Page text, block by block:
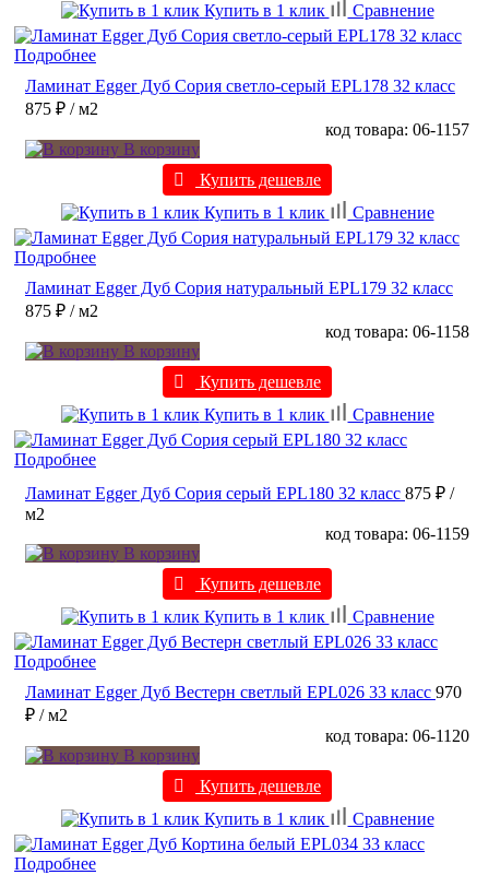
Купить в 1 клик
Сравнение
Подробнее
Ламинат Egger Дуб Сория светло-серый EPL178 32 класс
875 ₽ / м2
код товара: 06-1157
В корзину
Купить дешевле
Купить в 1 клик
Сравнение
Подробнее
Ламинат Egger Дуб Сория натуральный EPL179 32 класс
875 ₽ / м2
код товара: 06-1158
В корзину
Купить дешевле
Купить в 1 клик
Сравнение
Подробнее
Ламинат Egger Дуб Сория серый EPL180 32 класс 875 ₽ /
м2
код товара: 06-1159
В корзину
Купить дешевле
Купить в 1 клик
Сравнение
Подробнее
Ламинат Egger Дуб Вестерн светлый EPL026 33 класс 970
₽ / м2
код товара: 06-1120
В корзину
Купить дешевле
Купить в 1 клик
Сравнение
Подробнее